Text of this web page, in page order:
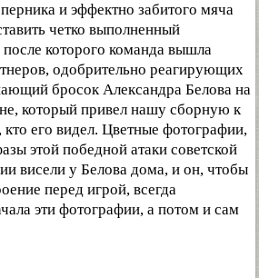
и эффектно забитого мяча
четко выполненный
которого команда вышла
одобрительно реагирующих
бросок Александра Белова на
который привел нашу сборную к
его видел. Цветные фотографии,
этой победной атаки советской
висели у Белова дома, и он, чтобы
перед игрой, всегда
эти фотографии, а потом и сам